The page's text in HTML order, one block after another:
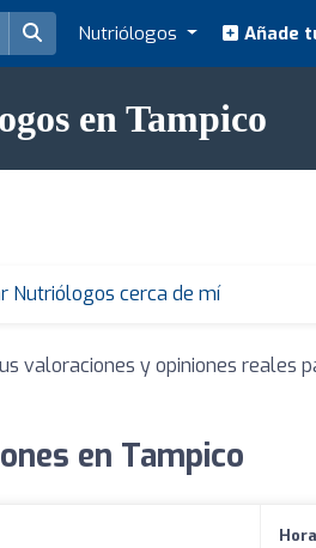
Nutriólogos Añade
en Tampico
Nutriólogos cerca de mí
valoraciones y opiniones reales
en Tampico